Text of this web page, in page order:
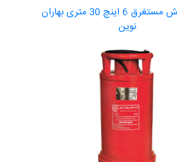
پمپ کفکش مستغرق 6 اینچ 30 متری بهاران
نوین